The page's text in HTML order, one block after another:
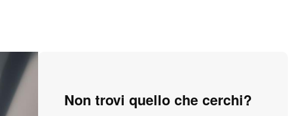
Non trovi quello che cerchi?